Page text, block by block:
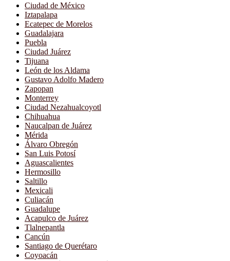
Ciudad de México
Iztapalapa
Ecatepec de Morelos
Guadalajara
Puebla
Ciudad Juárez
Tijuana
León de los Aldama
Gustavo Adolfo Madero
Zapopan
Monterrey
Ciudad Nezahualcoyotl
Chihuahua
Naucalpan de Juárez
Mérida
Álvaro Obregón
San Luis Potosí
Aguascalientes
Hermosillo
Saltillo
Mexicali
Culiacán
Guadalupe
Acapulco de Juárez
Tlalnepantla
Cancún
Santiago de Querétaro
Coyoacán